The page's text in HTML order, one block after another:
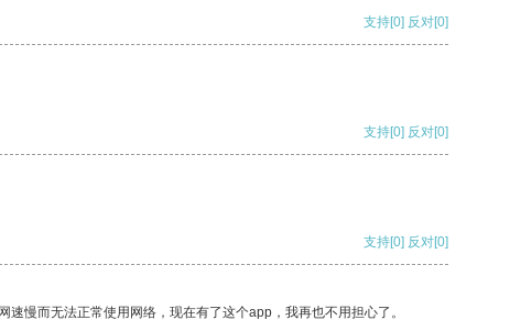
支持[0] 反对[0]
支持[0] 反对[0]
支持[0] 反对[0]
慢而无法正常使用网络，现在有了这个app，我再也不用担心了。